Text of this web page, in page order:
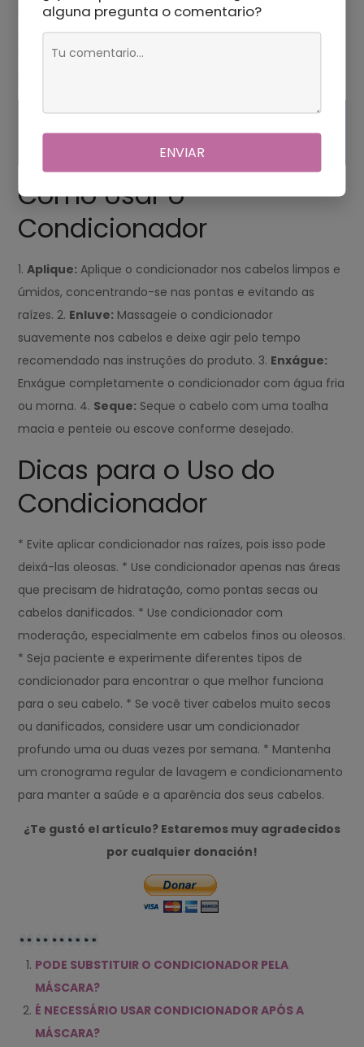
reduzindo o frizz e a aparência opaca. *Brilho:
condicionador adiciona brilho aos cabelos ao refletir a luz
e suavizar as cutículas, resultando em fios saudáveis e
Como Usar o
Condicionador
1.Aplique: Aplique o condicionador nos cabelos limpos e
úmidos, concentrando-se nas pontas e evitando as
raízes. 2. Enluve: Massageie o condicionador
suavemente nos cabelos e deixe agir pelo tempo
recomendado nas instruções do produto. 3. Enxágue:
Enxágue completamente o condicionador com água fria
ou morna. 4. Seque: Seque o cabelo com uma toalha
macia e penteie ou escove conforme desejado.
Dicas para o Uso do
Condicionador
* Evite aplicar condicionador nas raízes, pois isso pode
deixá-las oleosas. * Use condicionador apenas nas áreas
que precisam de hidratação, como pontas secas ou
cabelos danificados. * Use condicionador com
moderação, especialmente em cabelos finos ou oleosos.
* Seja paciente e experimente diferentes tipos de
condicionador para encontrar o que melhor funciona
para o seu cabelo. * Se você tiver cabelos muito secos
ou danificados, considere usar um condicionador
profundo uma ou duas vezes por semana. * Mantenha
um cronograma regular de lavagem e condicionamento
para manter a saúde e a aparência dos seus cabelos.
¿Te gustó el artículo? Estaremos muy agradecidos
por cualquier donación!
PODE SUBSTITUIR O CONDICIONADOR PELA
MÁSCARA?
É NECESSÁRIO USAR CONDICIONADOR APÓS A
MÁSCARA?
alguna pregunta o comentario?
ENVIAR